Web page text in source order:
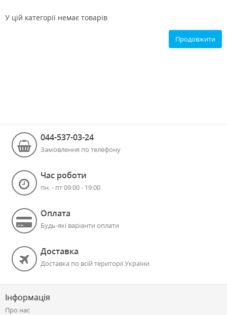
У цій категорії немає товарів
Продовжити
044-537-03-24
Замовлення по телефону
Час роботи
пн. - пт 09:00 - 19:00
Оплата
Будь-які варіанти оплати
Доставка
Доставка по всій території України
Інформація
Про нас